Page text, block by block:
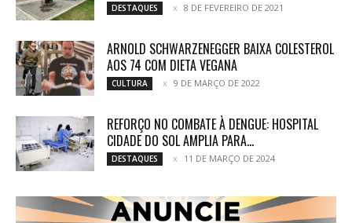
DESTAQUES 8 DE FEVEREIRO DE 2021
ARNOLD SCHWARZENEGGER BAIXA COLESTEROL
AOS 74 COM DIETA VEGANA
CULTURA 9 DE MARÇO DE 2022
REFORÇO NO COMBATE À DENGUE: HOSPITAL
CIDADE DO SOL AMPLIA PARA...
DESTAQUES 11 DE MARÇO DE 2024